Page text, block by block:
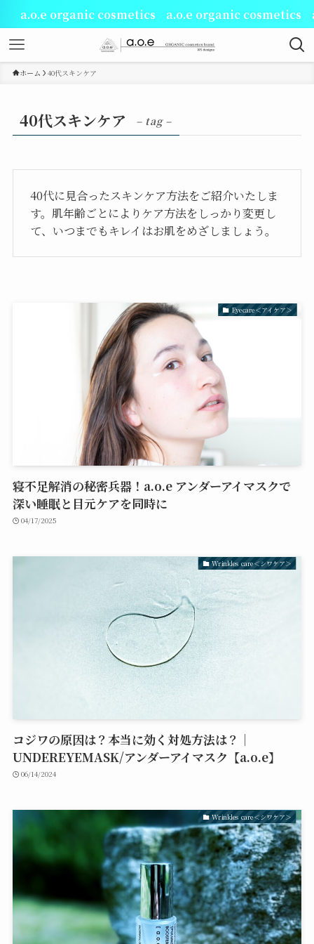
a.o.e organic cosmetics a.o.e organic cosmetics
ホーム 40代スキンケア
40代スキンケア – tag –
40代に見合ったスキンケア方法をご紹介いたしま
す。肌年齢ごとによりケア方法をしっかり変更し
て、いつまでもキレイはお肌をめざしましょう。
Eyecare＜アイケア＞
寝不足解消の秘密兵器！a.o.e アンダーアイマスクで
深い睡眠と目元ケアを同時に
04/17/2025
Wrinkles care＜シワケア＞
コジワの原因は？本当に効く対処方法は？｜
UNDEREYEMASK/アンダーアイマスク【a.o.e】
06/14/2024
Wrinkles care＜シワケア＞